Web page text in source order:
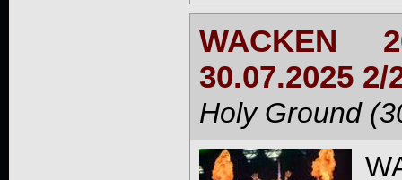
WACKEN
30.07.2025 2/
Holy Ground